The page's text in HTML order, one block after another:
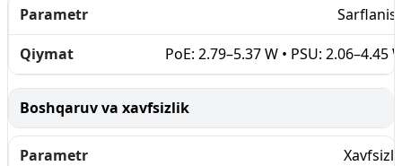
PoE: 2.79–5.37 W • PSU: 2.06–4.45
Boshqaruv va xavfsizlik